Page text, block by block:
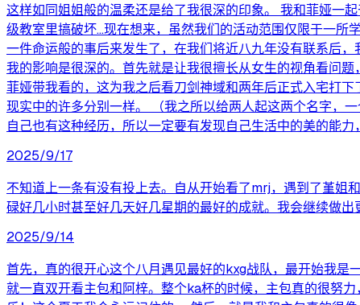
这样如同姐姐般的温柔还是给了我很深的印象。 我和菲娅一
级教室里搞破坏…现在想来，虽然我们的活动范围仅限于一所
一件命运般的事后来发生了，在我们将近八九年没有联系后
我的影响是很深的。首先就是让我很擅长从女生的视角看问
菲娅带我看的，这为我之后看刀剑神域和两年后正式入宅打
现实中的许多分别一样。 （我之所以给两人起这两个名字，
自己也有这种经历，所以一定要有发现自己生活中的美的能力
2025/9/17
不知道上一条有没有投上去。自从开始看了mrj，遇到了堇姐
碌好几小时甚至好几天好几星期的最好的成就。我会继续做出
2025/9/14
首先，真的很开心这个八月遇见最好的kxg战队，最开始我
就一直双开看主包和阿梓。整个ka杯的时候，主包真的很努